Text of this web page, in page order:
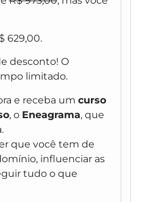
629,00.
desconto! O
limitado.
e receba um curso
, o Eneagrama, que
que você tem de
influenciar as
tudo o que